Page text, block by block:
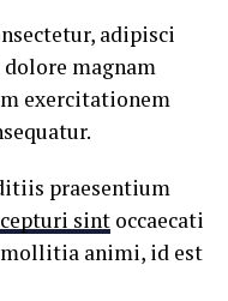
adipisci
dolore magnam
exercitationem
praesentium
sint occaecati
animi, id est